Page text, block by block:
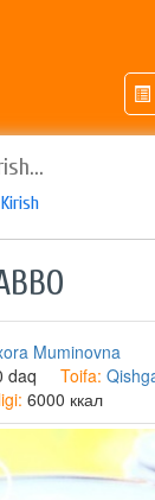
Kirish
Muminovna
daq Toifa:
6000 ккал